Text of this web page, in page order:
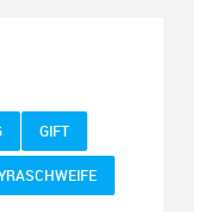
GIFT